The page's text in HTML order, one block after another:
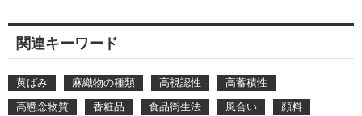
関連キーワード
黄ばみ 麻織物の種類 高視認性
高蓄積性
高懸念物質
香粧品 食品衛生法 風合い
顔料